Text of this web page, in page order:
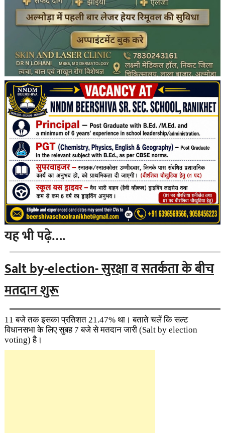
यह भी पढ़े….
Salt by-election- सुरक्षा व सतर्कता के बीच
मतदान शुरू
11 बजे तक इसका प्रतिशत 21.47% था। बताते चलें कि सल्ट
विधानसभा के लिए सुबह 7 बजे से मतदान जारी (Salt by election
voting) है।